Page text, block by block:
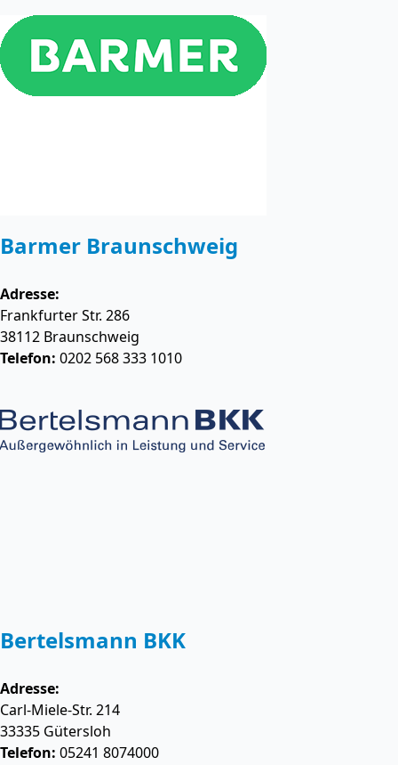
Barmer Braunschweig
Adresse:
Frankfurter Str. 286
38112 Braunschweig
Telefon: 0202 568 333 1010
Bertelsmann BKK
Adresse:
Carl-Miele-Str. 214
33335 Gütersloh
Telefon: 05241 8074000